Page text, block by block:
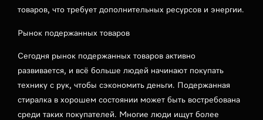
товаров, что требует дополнительных ресурсов и энергии.
Рынок подержанных товаров
Сегодня рынок подержанных товаров активно
развивается, и всё больше людей начинают покупать
технику с рук, чтобы сэкономить деньги. Подержанная
стиралка в хорошем состоянии может быть востребована
среди таких покупателей. Многие люди ищут более